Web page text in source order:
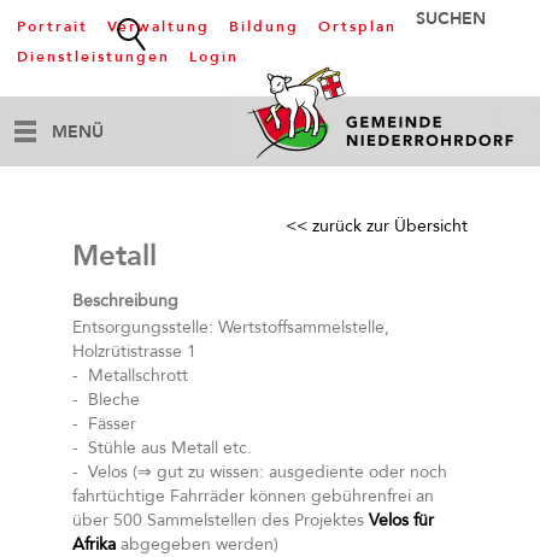
Portrait Verwaltung Bildung
Ortsplan
Dienstleistungen
Login
MENÜ
<< zurück zur Übersicht
Metall
Beschreibung
Entsorgungsstelle: Wertstoffsammelstelle,
Holzrütistrasse 1
- Metallschrott
- Bleche
- Fässer
- Stühle aus Metall etc.
- Velos (⇒ gut zu wissen: ausgediente oder noch
fahrtüchtige Fahrräder können gebührenfrei an
über 500 Sammelstellen des Projektes Velos für
Afrika abgegeben werden)